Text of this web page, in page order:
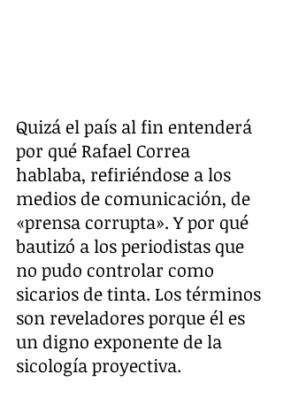
Quizá el país al fin entenderá
por qué Rafael Correa
hablaba, refiriéndose a los
medios de comunicación, de
«prensa corrupta». Y por qué
bautizó a los periodistas que
no pudo controlar como
sicarios de tinta. Los términos
son reveladores porque él es
un digno exponente de la
sicología proyectiva.